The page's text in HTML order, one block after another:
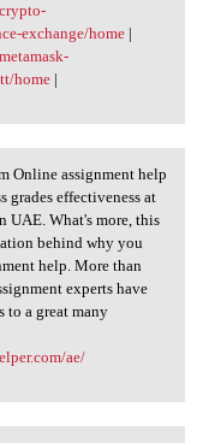
exchange/home|
home|
Online assignment help
grades effectiveness at
UAE. What's more, this
behind why you
help. More than
experts have
to a great many
ae/